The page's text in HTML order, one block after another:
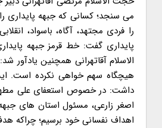
می سنجد؛ کسانی که جبهه پایداری
را فردی مجتهد، آگاه، باسواد،
پایداری گفت: خط قرمز جبهه
الاسلام آقاتهرانی همچنین
هیچگاه سهم خواهی نکرده است.
داشت: در خصوص استعفای علی
اصغر زارعی، مسئول استان های
اهداف نفسانی خود برسیم؛ چراکه